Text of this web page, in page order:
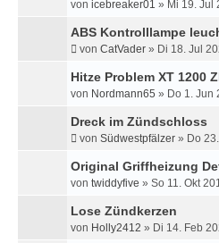
von icebreaker01 » Mi 19. Jul
ABS Kontrolllampe
von CatVader » Di 18. Jul
Hitze Problem XT 1200
von Nordmann65 » Do 1. Jun
Dreck im Zündschloss
von Südwestpfälzer » Do
Original Griffheizung
von twiddyfive » So 11. Okt
Lose Zündkerzen
von Holly2412 » Di 14. Feb